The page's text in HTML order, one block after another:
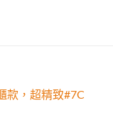
款，超精致#7C